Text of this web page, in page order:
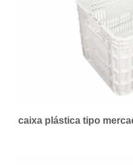
caixa plástica tipo